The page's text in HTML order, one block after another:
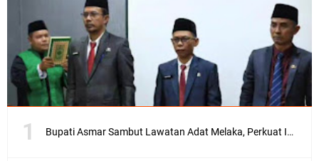
Bupati Asmar Sambut Lawatan Adat Melaka, Perkuat Ikatan Serumpun Indonesia–Malaysia di Kepulauan Meranti